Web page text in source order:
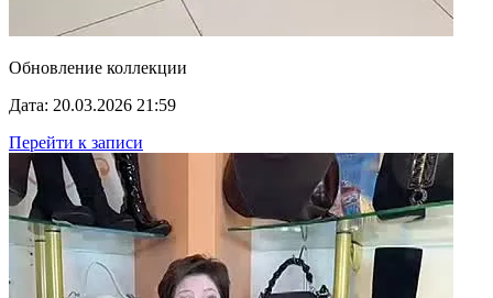
Обновление коллекции
Дата: 20.03.2026 21:59
Перейти к записи